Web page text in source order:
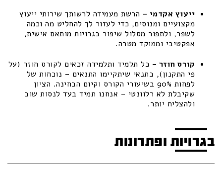
ייעוץ אקדמי – הרשת מעמידה לרשותך שירותי ייעוץ
מקצועיים ומנוסים, כדי לעזור לך להחליט מה וכמה
לשפר, ולתפור מסלול שיפור בגרויות מותאם אישית,
אפקטיבי וממוקד מטרה.
קורס חוזר – כל תלמיד ותלמידה זכאים לקורס חוזר (על
פי התקנון), בתנאי שיתקיימו התנאים – נוכחות של
לפחות 90% בשיעורי הקורס וקיום הבחינה. הציון
שקיבלת לא רלוונטי – אנחנו תמיד בעד לנסות שוב
ולהצליח יותר.
בגרויות ופתרונות